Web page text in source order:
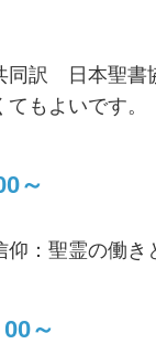
同訳 日本聖書
もよいです。
～
：聖霊の働き
～